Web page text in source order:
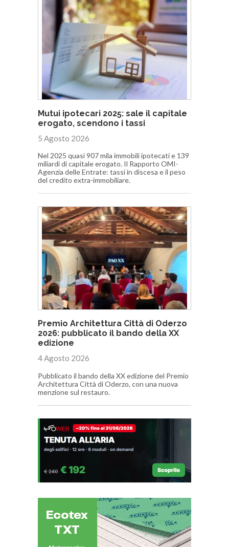
Mutui ipotecari 2025: sale il capitale
erogato, scendono i tassi
5 Agosto 2026
Nel 2025 quasi 907 mila immobili ipotecati e 139
miliardi di capitale erogato. Il Rapporto OMI-
Agenzia delle Entrate: tassi in discesa e il peso
del credito extra-immobiliare.
Premio Architettura Città di Oderzo
2026: pubblicato il bando della XX
edizione
4 Agosto 2026
Pubblicato il bando della XX edizione del Premio
Architettura Città di Oderzo, con una nuova
menzione sul restauro.